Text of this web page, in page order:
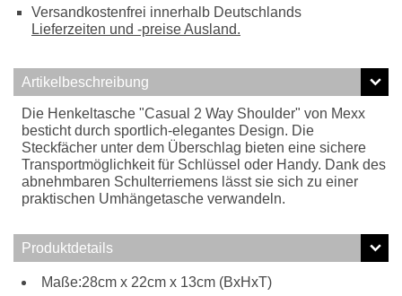
Versandkostenfrei innerhalb Deutschlands
Lieferzeiten und -preise Ausland.
Artikelbeschreibung
Die Henkeltasche "Casual 2 Way Shoulder" von Mexx
besticht durch sportlich-elegantes Design. Die
Steckfächer unter dem Überschlag bieten eine sichere
Transportmöglichkeit für Schlüssel oder Handy. Dank des
abnehmbaren Schulterriemens lässt sie sich zu einer
praktischen Umhängetasche verwandeln.
Produktdetails
Maße:28cm x 22cm x 13cm (BxHxT)